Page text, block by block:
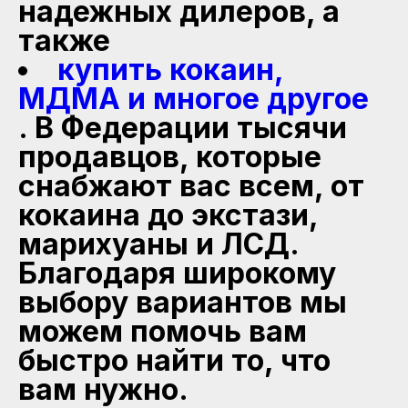
надежных дилеров, а
также
купить кокаин,
МДМА и многое другое
. В Федерации тысячи
продавцов, которые
снабжают вас всем, от
кокаина до экстази,
марихуаны и ЛСД.
Благодаря широкому
выбору вариантов мы
можем помочь вам
быстро найти то, что
вам нужно.